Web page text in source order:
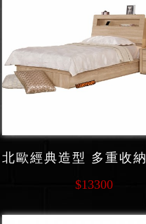
$13300